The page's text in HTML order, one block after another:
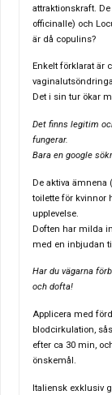
attraktionskraft.
officinalle) och
är då copulins?
Enkelt förklarat är
Det i sin tur ökar
Det finns legitim
fungerar.
Bara en google
De aktiva
toilette för kvinnor
upplevelse.
Doften har milda
med en inbjudan
Har du vägarna
och dofta!
Applicera med
blodcirkulation,
efter ca 30 min,
önskemål.
Italiensk exklusiv